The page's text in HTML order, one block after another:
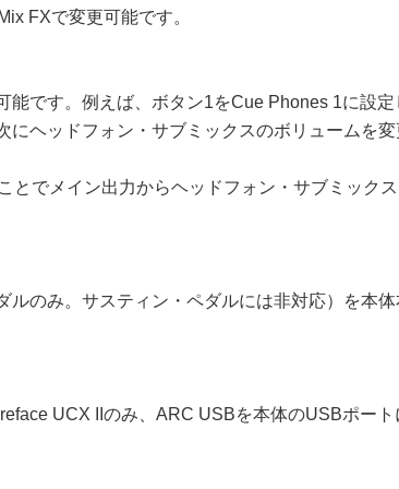
FXで変更可能です。
能です。例えば、ボタン1をCue Phones 1に設
にヘッドフォン・サブミックスのボリュームを
とでメイン出力からヘッドフォン・サブミッ
ルのみ。サスティン・ペダルには非対応）を本
UCX IIのみ、ARC USBを本体のUSBポー